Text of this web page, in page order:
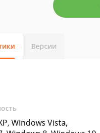
Версии
Windows Vista,